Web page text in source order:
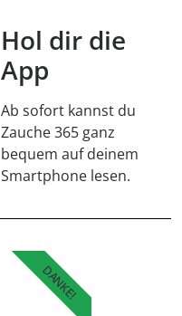
Hol dir die
App
Ab sofort kannst du
Zauche 365 ganz
bequem auf deinem
Smartphone lesen.
DANKE!